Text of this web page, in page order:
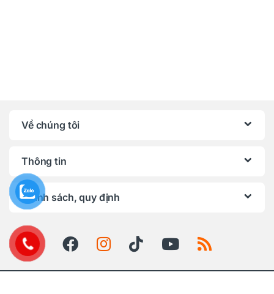
Về chúng tôi
Thông tin
Chính sách, quy định